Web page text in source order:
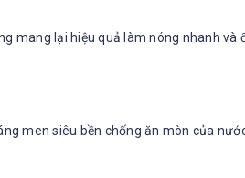
mang lại hiệu quả làm nóng nhanh
men siêu bền chống ăn mòn của